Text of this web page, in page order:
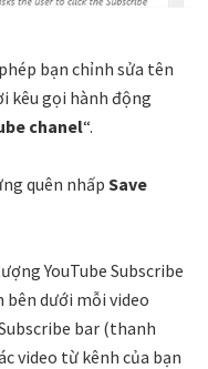
bạn chỉnh sửa tên
kêu gọi hành động
chanel“.
quên nhấp Save
YouTube Subscribe
bên dưới mỗi video
bar (thanh
video từ kênh của bạn